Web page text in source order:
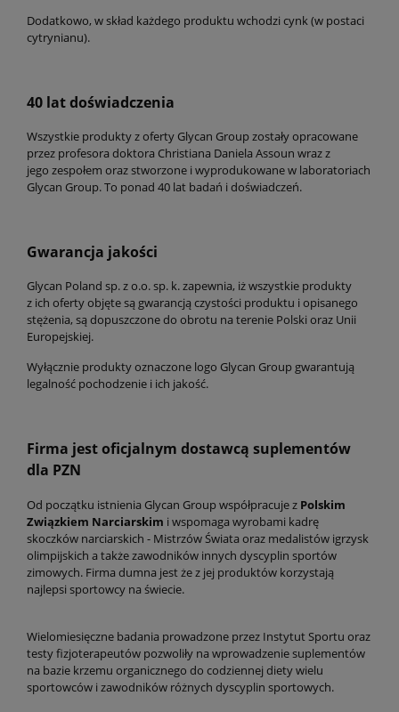
Dodatkowo, w skład każdego produktu wchodzi cynk (w postaci
cytrynianu).
40 lat doświadczenia
Wszystkie produkty z oferty Glycan Group zostały opracowane
przez profesora doktora Christiana Daniela Assoun wraz z
jego zespołem oraz stworzone i wyprodukowane w laboratoriach
Glycan Group. To ponad 40 lat badań i doświadczeń.
Gwarancja jakości
Glycan Poland sp. z o.o. sp. k. zapewnia, iż wszystkie produkty
z ich oferty objęte są gwarancją czystości produktu i opisanego
stężenia, są dopuszczone do obrotu na terenie Polski oraz Unii
Europejskiej.
Wyłącznie produkty oznaczone logo Glycan Group gwarantują
legalność pochodzenie i ich jakość.
Firma jest oficjalnym dostawcą suplementów
dla PZN
Od początku istnienia Glycan Group współpracuje z Polskim
Związkiem Narciarskim i wspomaga wyrobami kadrę
skoczków narciarskich - Mistrzów Świata oraz medalistów igrzysk
olimpijskich a także zawodników innych dyscyplin sportów
zimowych. Firma dumna jest że z jej produktów korzystają
najlepsi sportowcy na świecie.
Wielomiesięczne badania prowadzone przez Instytut Sportu oraz
testy fizjoterapeutów pozwoliły na wprowadzenie suplementów
na bazie krzemu organicznego do codziennej diety wielu
sportowców i zawodników różnych dyscyplin sportowych.